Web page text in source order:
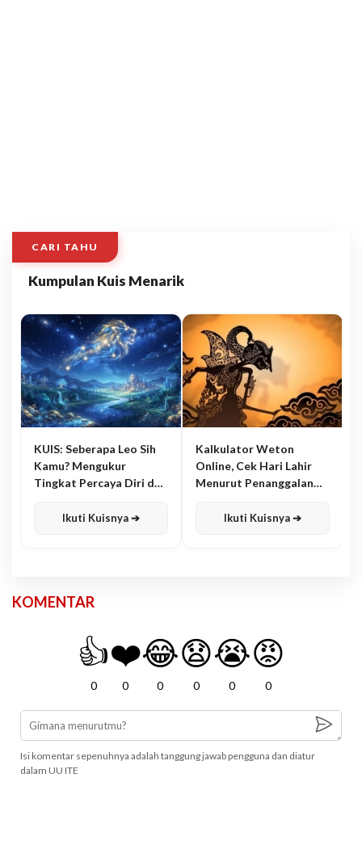
CARI TAHU
Kumpulan Kuis Menarik
KUIS: Seberapa Leo Sih
Kamu? Mengukur
Tingkat Percaya Diri dan
Ikuti Kuisnya ➔
Kalkulator Weton
Online, Cek Hari Lahir
Menurut Penanggalan
Ikuti Kuisnya ➔
KOMENTAR
👍
0
❤️
0
😂
0
😧
0
😭
0
😡
0
Isi komentar sepenuhnya adalah tanggung jawab pengguna dan diatur
dalam UU ITE